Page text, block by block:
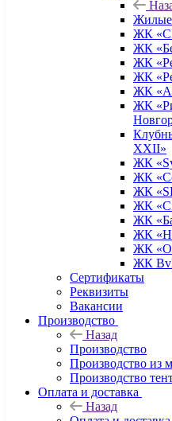
Жилые
ЖК
ЖК
ЖК
ЖК
ЖК
ЖК
XXII»
ЖК
ЖК
ЖК
ЖК
ЖК
ЖК
ЖК
ЖК
Сертификаты
Реквизиты
Вакансии
Производство
Назад
Производство
Производство из
Производство
Оплата и доставка
Назад